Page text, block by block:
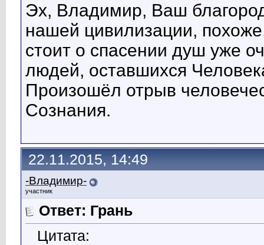
Эх, Владимир, Ваш
нашей цивилизации,
стоит о спасении душ уже
людей, оставшихся
Произошёл отрыв
Сознания.
22.11.2015, 14:49
-Владимир-
участник
Ответ: Грань
Цитата: